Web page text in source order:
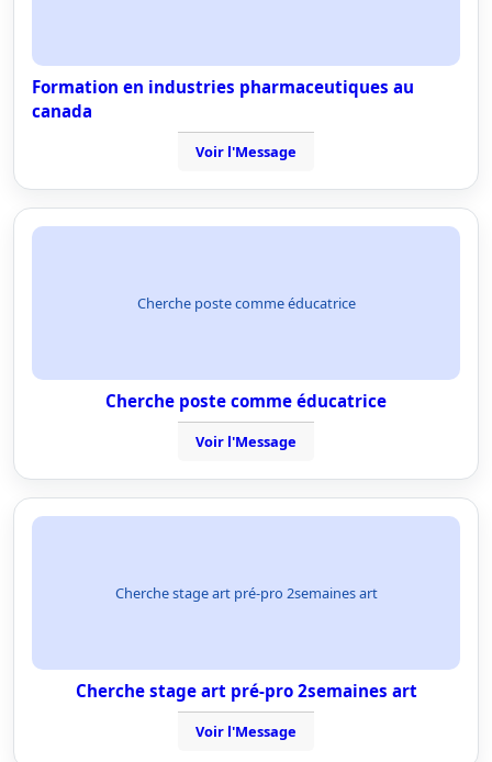
Formation en industries pharmaceutiques au
canada
Voir l'Message
Cherche poste comme éducatrice
Cherche poste comme éducatrice
Voir l'Message
Cherche stage art pré-pro 2semaines art
Cherche stage art pré-pro 2semaines art
Voir l'Message